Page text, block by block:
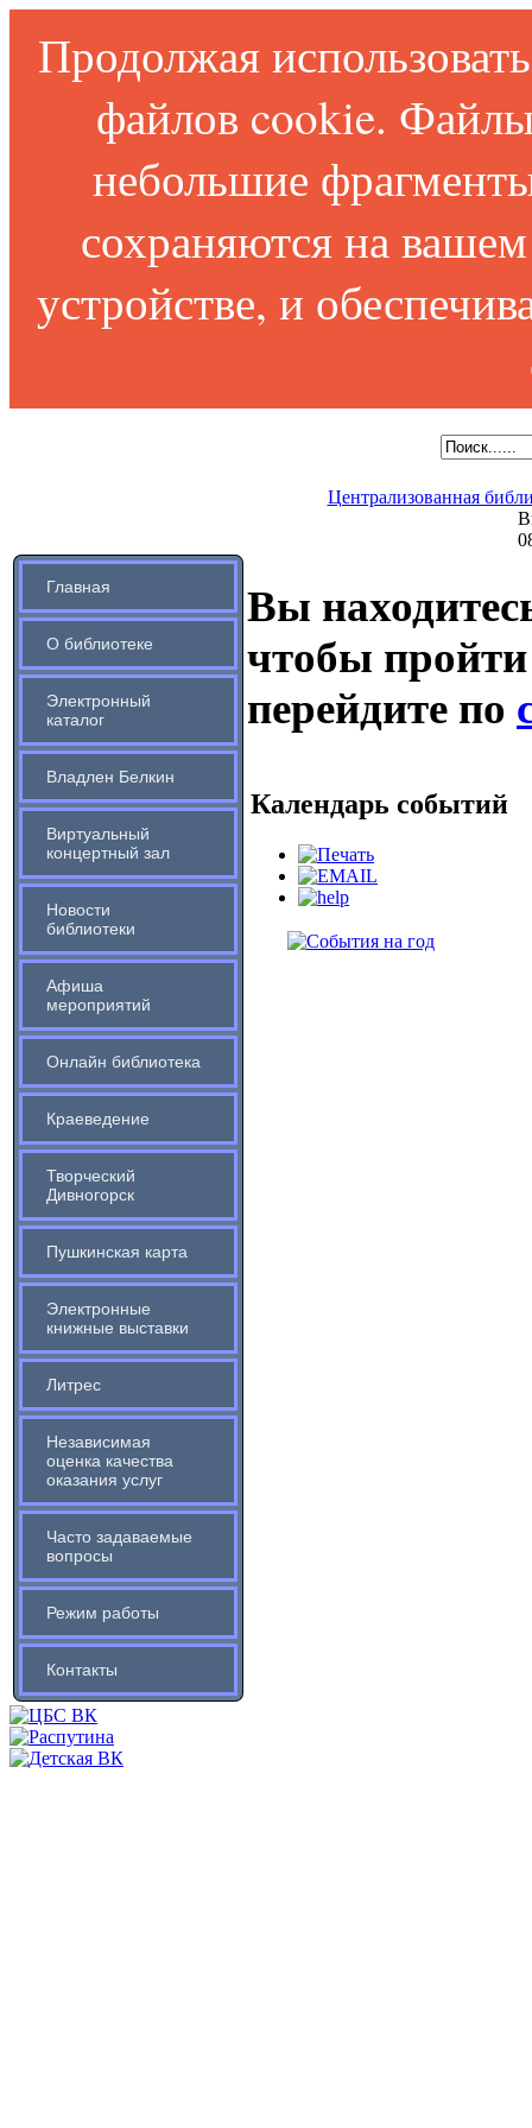
Продолжая
файлов cookie.
небольшие
сохраняются на
устройстве, и
Централизованная
Главная
О библиотеке
Электронный
каталог
Владлен Белкин
Виртуальный
концертный зал
Новости
библиотеки
Афиша
мероприятий
Онлайн библиотека
Краеведение
Творческий
Дивногорск
Пушкинская карта
Электронные
книжные выставки
Литрес
Независимая
оценка качества
оказания услуг
Часто задаваемые
вопросы
Режим работы
Контакты
Вы
чтобы
перейдите по
Календарь событий